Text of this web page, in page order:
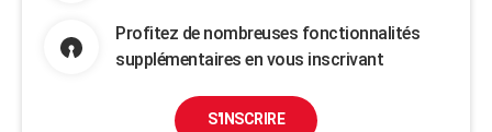
Profitez de nombreuses fonctionnalités
supplémentaires en vous inscrivant
S'INSCRIRE